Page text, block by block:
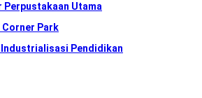
Perpustakaan Utama
Corner Park
Industrialisasi Pendidikan